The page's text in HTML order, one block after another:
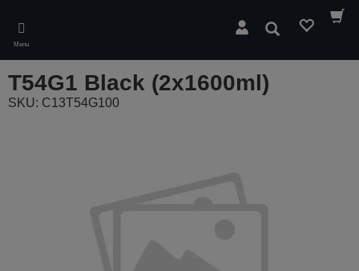
main
content
Menu
Pesquisar
T54G1 Black (2x1600ml)
SKU: C13T54G100